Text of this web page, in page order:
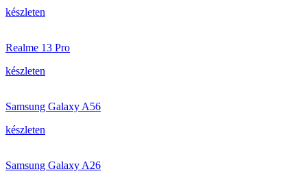
készleten
Realme 13 Pro
készleten
Samsung Galaxy A56
készleten
Samsung Galaxy A26